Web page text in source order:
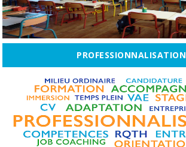
PROFESSIONNALISATION